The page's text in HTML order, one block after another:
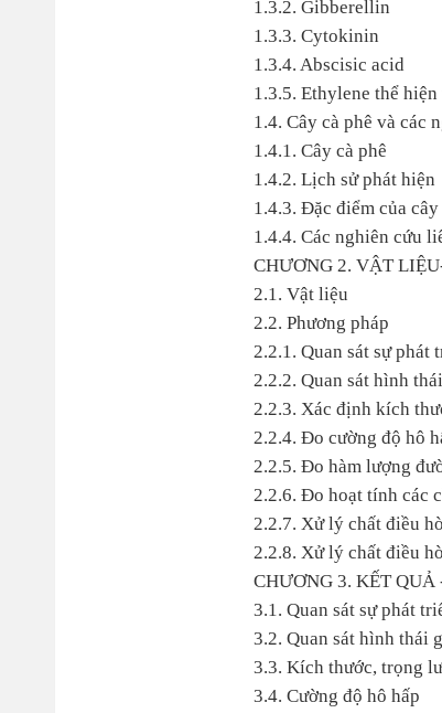
1.3.2. Gibberellin
1.3.3. Cytokinin
1.3.4. Abscisic acid
1.3.5. Ethylene thể
1.4. Cây cà phê và các
1.4.1. Cây cà phê
1.4.2. Lịch sử phát hiện
1.4.3. Đặc điểm của cây
1.4.4. Các nghiên cứu
CHƯƠNG 2. VẬT
2.1. Vật liệu
2.2. Phương pháp
2.2.1. Quan sát sự phát
2.2.2. Quan sát hình
2.2.3. Xác định kích
2.2.4. Đo cường độ hô
2.2.5. Đo hàm lượng
2.2.6. Đo hoạt tính các
2.2.7. Xử lý chất điều
2.2.8. Xử lý chất điều
CHƯƠNG 3. KẾT
3.1. Quan sát sự phát
3.2. Quan sát hình thái
3.3. Kích thước, trọng
3.4. Cường độ hô hấp